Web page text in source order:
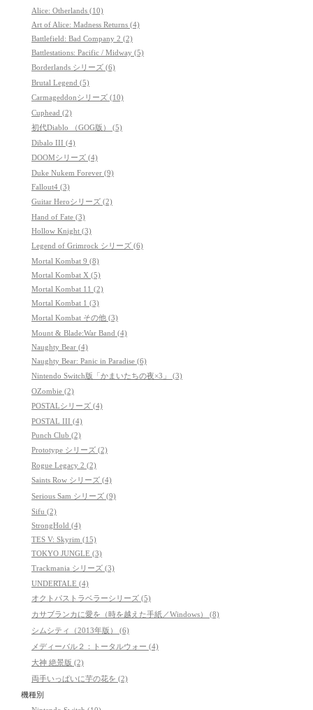
Alice: Otherlands (10)
Art of Alice: Madness Returns (4)
Battlefield: Bad Company 2 (2)
Battlestations: Pacific / Midway (5)
Borderlands シリーズ (6)
Brutal Legend (5)
Carmageddonシリーズ (10)
Cuphead (2)
初代Diablo （GOG版） (5)
Dibalo III (4)
DOOMシリーズ (4)
Duke Nukem Forever (9)
Fallout4 (3)
Guitar Heroシリーズ (2)
Hand of Fate (3)
Hollow Knight (3)
Legend of Grimrock シリーズ (6)
Mortal Kombat 9 (8)
Mortal Kombat X (5)
Mortal Kombat 11 (2)
Mortal Kombat 1 (3)
Mortal Kombat その他 (3)
Mount & Blade:War Band (4)
Naughty Bear (4)
Naughty Bear: Panic in Paradise (6)
Nintendo Switch版「かまいたちの夜×3」 (3)
OZombie (2)
POSTALシリーズ (4)
POSTAL III (4)
Punch Club (2)
Prototype シリーズ (2)
Rogue Legacy 2 (2)
Saints Row シリーズ (4)
Serious Sam シリーズ (9)
Sifu (2)
StrongHold (4)
TES V: Skyrim (15)
TOKYO JUNGLE (3)
Trackmania シリーズ (3)
UNDERTALE (4)
オクトパストラベラーシリーズ (5)
カサブランカに愛を（時を越えた手紙／Windows） (8)
シムシティ（2013年版） (6)
メディーバル２：トータルウォー (4)
大神 絶景版 (2)
両手いっぱいに芋の花を (2)
機種別